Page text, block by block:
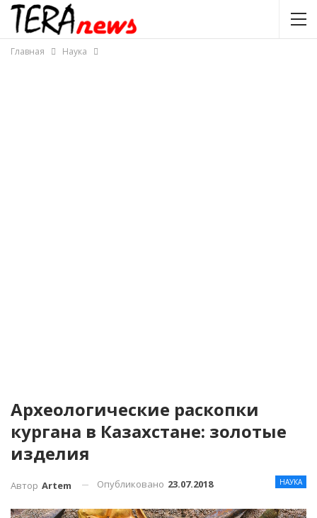
Главная Наука
Археологические раскопки
кургана в Казахстане: золотые
изделия
НАУКА
Автор Artem Опубликовано 23.07.2018